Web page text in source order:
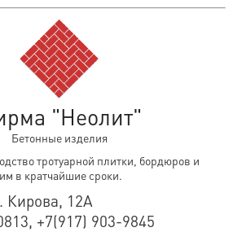
"Неолит"
Бетонные изделия
тротуарной плитки, бордюров и
в кратчайшие сроки.
Кирова, 12А
+7(917) 903-9845